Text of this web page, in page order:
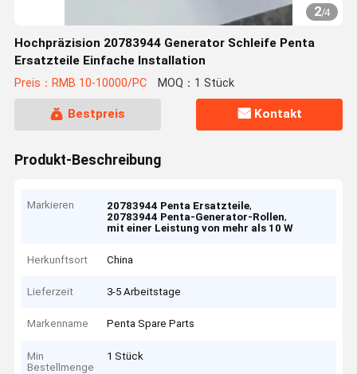
2/4
Hochpräzision 20783944 Generator Schleife Penta
Ersatzteile Einfache Installation
Preis：RMB 10-10000/PC MOQ：1 Stück
Bestpreis Kontakt
Produkt-Beschreibung
Markieren 20783944 Penta Ersatzteile,
20783944 Penta-Generator-Rollen,
mit einer Leistung von mehr als 10 W
Herkunftsort China
Lieferzeit 3-5 Arbeitstage
Markenname Penta Spare Parts
Min
Bestellmenge
1 Stück